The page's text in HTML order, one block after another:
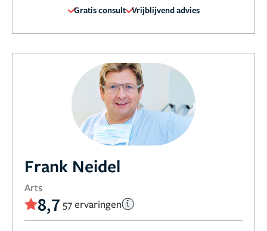
Gratis consult Vrijblijvend advies
Frank Neidel
Arts
8,7 57 ervaringen